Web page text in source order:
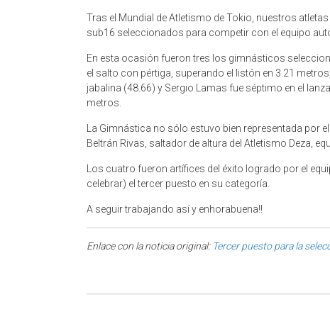
Tras el Mundial de Atletismo de Tokio, nuestros
sub16 seleccionados para competir con el equipo
En esta ocasión fueron tres los gimnásticos
el salto con pértiga, superando el listón en 3.21
jabalina (48.66) y Sergio Lamas fue séptimo en el
metros.
La Gimnástica no sólo estuvo bien representada
Beltrán Rivas, saltador de altura del Atletismo Deza,
Los cuatro fueron artífices del éxito logrado por el
celebrar) el tercer puesto en su categoría.
A seguir trabajando así y enhorabuena!!
Enlace con la noticia original: Tercer puesto para la